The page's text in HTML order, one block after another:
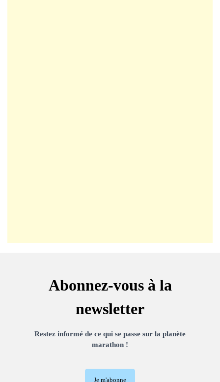
Abonnez-vous à la
newsletter
Restez informé de ce qui se passe sur la planète
marathon !
Je m'abonne